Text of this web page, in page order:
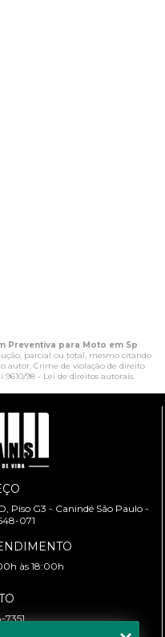
Preventiva para Moto em Sp
parcial ou total, mesmo citando
autor. Crime de violação de direito
9610/98 - Lei de direitos autorais.
Piso G3 - Canindé São Paulo -
071
às 18:00h
7351